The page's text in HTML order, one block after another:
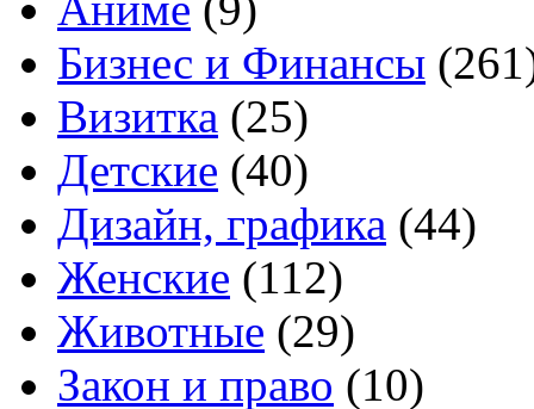
Бизнес и Финансы
Визитка (25)
Детские (40)
Дизайн, графика (44)
Женские (112)
Животные (29)
Закон и право (10)